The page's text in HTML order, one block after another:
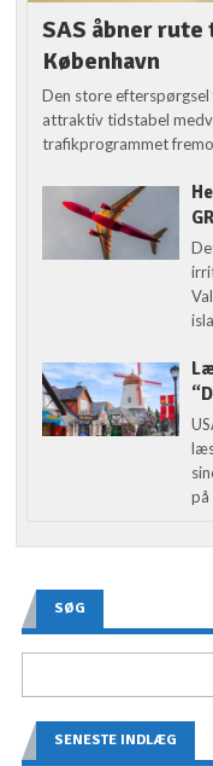
SAS åbner
København
Den store
attraktiv tidstabel
trafikprogrammet
på
SØG
SENESTE INDLÆG